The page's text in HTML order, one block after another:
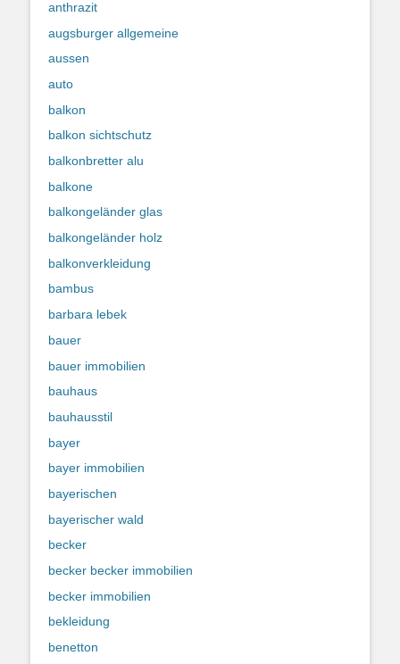
anthrazit
augsburger allgemeine
aussen
auto
balkon
balkon sichtschutz
balkonbretter alu
balkone
balkongeländer glas
balkongeländer holz
balkonverkleidung
bambus
barbara lebek
bauer
bauer immobilien
bauhaus
bauhausstil
bayer
bayer immobilien
bayerischen
bayerischer wald
becker
becker becker immobilien
becker immobilien
bekleidung
benetton